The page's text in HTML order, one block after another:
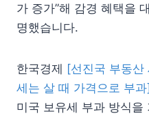
가 증가”해 감경 혜택을
명했습니다.
한국경제 [선진국 부동
세는 살 때 가격으로 부
미국 보유세 부과 방식을